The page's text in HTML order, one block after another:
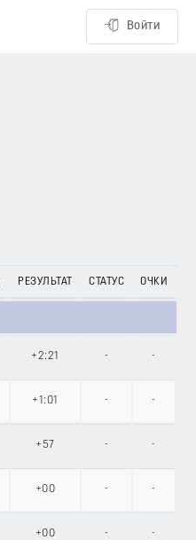
Войти
РЕЗУЛЬТАТ СТАТУС ОЧКИ
+2:21 - -
+1:01 - -
+57 - -
+00 - -
+00 - -